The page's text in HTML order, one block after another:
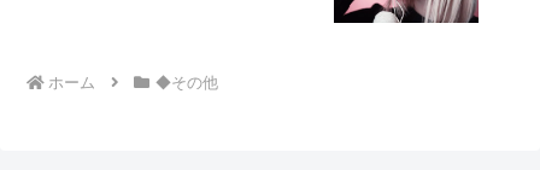
ホーム ◆その他